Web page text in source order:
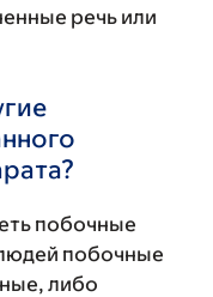
речь или
побочные
побочные
либо